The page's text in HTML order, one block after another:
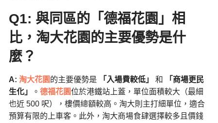
Q1: 與同區的「德福花園」相
比，淘大花園的主要優勢是什
麼？
A: 淘大花園的主要優勢是 「入場費較低」 和
「商場更民
生化」
。 德福花園位於港鐵站上蓋，單位面積較大（最細
也近 500 呎），樓價總額較高。淘大則主打細單位，適合
預算有限的上車客。此外，淘大商場食肆選擇較多且價錢